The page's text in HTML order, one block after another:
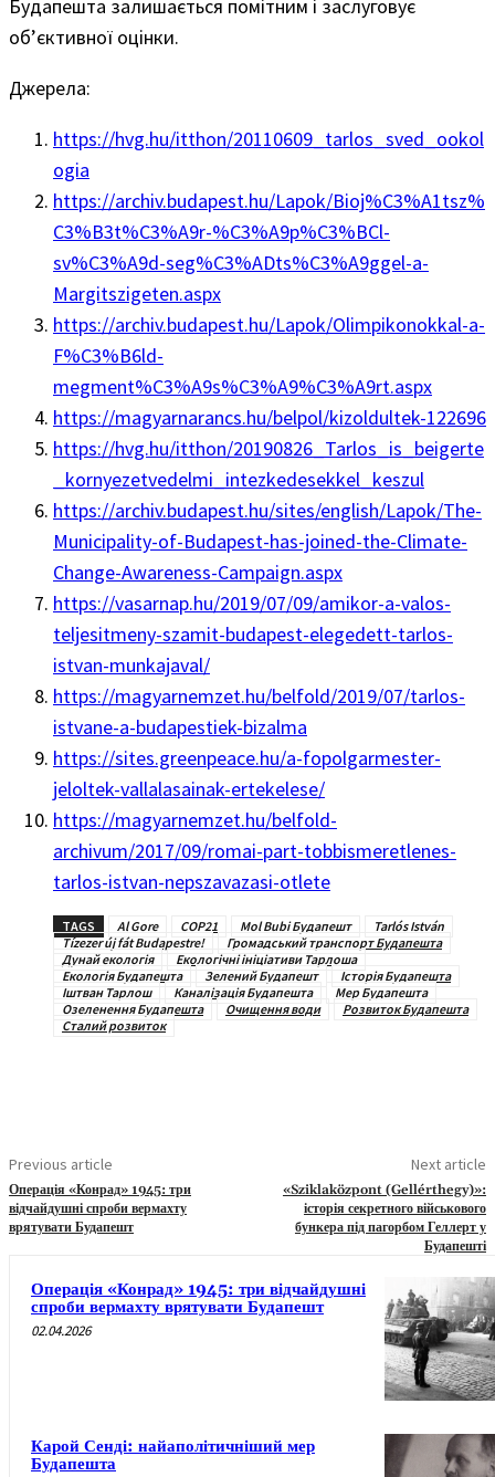
Будапешта залишається помітним і заслуговує
об’єктивної оцінки.
Джерела:
https://hvg.hu/itthon/20110609_tarlos_sved_ookol
ogia
https://archiv.budapest.hu/Lapok/Bioj%C3%A1tsz%
C3%B3t%C3%A9r-%C3%A9p%C3%BCl-
sv%C3%A9d-seg%C3%ADts%C3%A9ggel-a-
Margitszigeten.aspx
https://archiv.budapest.hu/Lapok/Olimpikonokkal-a-
F%C3%B6ld-
megment%C3%A9s%C3%A9%C3%A9rt.aspx
https://magyarnarancs.hu/belpol/kizoldultek-122696
https://hvg.hu/itthon/20190826_Tarlos_is_beigerte
_kornyezetvedelmi_intezkedesekkel_keszul
https://archiv.budapest.hu/sites/english/Lapok/The-
Municipality-of-Budapest-has-joined-the-Climate-
Change-Awareness-Campaign.aspx
https://vasarnap.hu/2019/07/09/amikor-a-valos-
teljesitmeny-szamit-budapest-elegedett-tarlos-
istvan-munkajaval/
https://magyarnemzet.hu/belfold/2019/07/tarlos-
istvane-a-budapestiek-bizalma
https://sites.greenpeace.hu/a-fopolgarmester-
jeloltek-vallalasainak-ertekelese/
https://magyarnemzet.hu/belfold-
archivum/2017/09/romai-part-tobbismeretlenes-
tarlos-istvan-nepszavazasi-otlete
TAGS Al Gore COP21 Mol Bubi Будапешт
Tarlós István
Tízezer új fát Budapestre!
Громадський транспорт Будапешта
Дунай екологія
Екологічні ініціативи Тарлоша
Екологія Будапешта
Зелений Будапешт
Історія Будапешта
Іштван Тарлош
Каналізація Будапешта
Мер Будапешта
Озеленення Будапешта
Очищення води
Розвиток Будапешта
Сталий розвиток
Previous article
Операція «Конрад» 1945: три
відчайдушні спроби вермахту
врятувати Будапешт
Next article
«Sziklaközpont (Gellérthegy)»:
історія секретного військового
бункера під пагорбом Геллерт у
Будапешті
Операція «Конрад» 1945: три відчайдушні
спроби вермахту врятувати Будапешт
02.04.2026
Карой Сенді: найаполітичніший мер
Будапешта